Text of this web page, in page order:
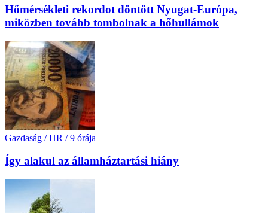
Hőmérsékleti rekordot döntött Nyugat-Európa,
miközben tovább tombolnak a hőhullámok
Gazdaság / HR / 9 órája
Így alakul az államháztartási hiány